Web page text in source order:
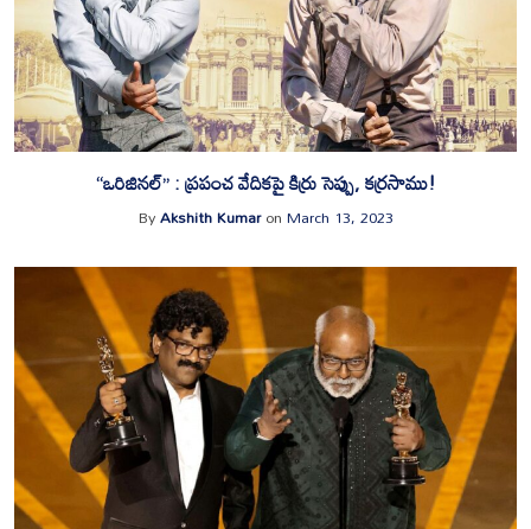
“ఒరిజినల్” : ప్రపంచ వేదికపై కిర్రు సెప్పు, కర్రసాము!
ByAkshith KumaronMarch 13, 2023